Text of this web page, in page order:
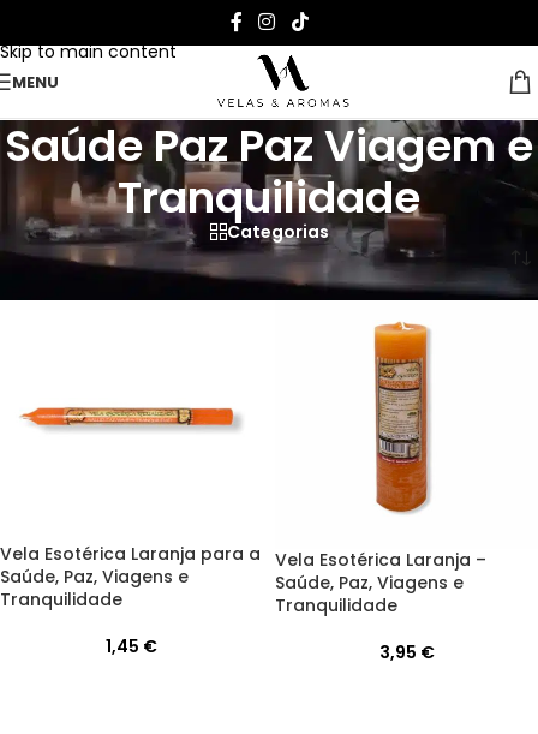
Skip to main content
MENU
Saúde Paz Paz Viagem e
Tranquilidade
Categorias
Página Inicial> Saúde Paz Paz Viagem e Tranquilidade
Vela Esotérica Laranja para a
Saúde, Paz, Viagens e
Tranquilidade
1,45 €
Vela Esotérica Laranja –
Saúde, Paz, Viagens e
Tranquilidade
3,95 €